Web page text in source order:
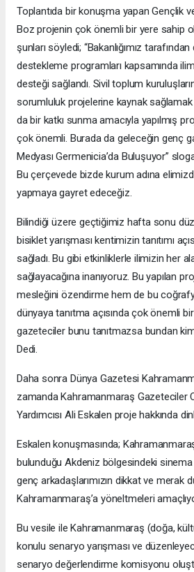
Toplantıda bir konuşma yapan Gençlik
Boz projenin çok önemli bir yere sahip
şunları söyledi; “Bakanlığımız
destekleme programları kapsamında
desteği sağlandı. Sivil toplum
sorumluluk projelerine kaynak
da bir katkı sunma amacıyla yapılmış
çok önemli. Burada da geleceğin genç
Medyası Germenicia’da Buluşuyor”
Bu çerçevede bizde kurum adına
yapmaya gayret edeceğiz.
Bilindiği üzere geçtiğimiz hafta sonu
bisiklet yarışması kentimizin tanıtımı
sağladı. Bu gibi etkinliklerle ilimizin her
sağlayacağına inanıyoruz. Bu yapılan
mesleğini özendirme hem de bu
dünyaya tanıtma açısında çok önemli
gazeteciler bunu tanıtmazsa bundan
Dedi.
Daha sonra Dünya Gazetesi
zamanda Kahramanmaraş Gazeteciler
Yardımcısı Ali Eskalen proje hakkında
Eskalen konuşmasında;
bulunduğu Akdeniz bölgesindeki
genç arkadaşlarımızın dikkat ve merak
Kahramanmaraş’a yöneltmeleri
Bu vesile ile Kahramanmaraş (doğa,
konulu senaryo yarışması ve
senaryo değerlendirme komisyonu